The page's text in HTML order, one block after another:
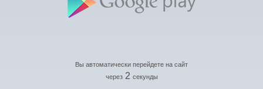
Вы автоматически перейдете на сайт
через 2 секунды